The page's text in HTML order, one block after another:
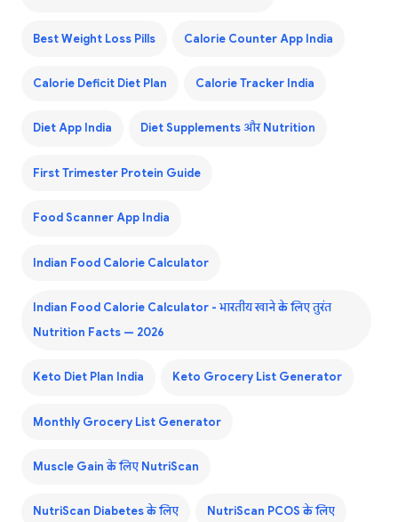
Best Weight Loss Pills Calorie Counter App India
Calorie Deficit Diet Plan Calorie Tracker India
Diet App India Diet Supplements और Nutrition
First Trimester Protein Guide
Food Scanner App India
Indian Food Calorie Calculator
Indian Food Calorie Calculator - भारतीय खाने के लिए तुरंत
Nutrition Facts — 2026
Keto Diet Plan India Keto Grocery List Generator
Monthly Grocery List Generator
Muscle Gain के लिए NutriScan
NutriScan Diabetes के लिए NutriScan PCOS के लिए